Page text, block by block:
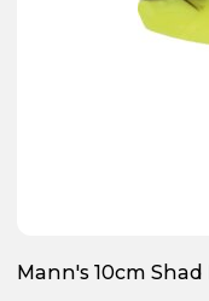
Mann's 10cm